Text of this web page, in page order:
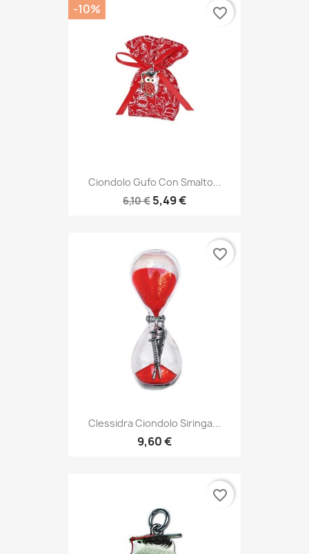
Ciondolo Gufo Con Smalto...
6,10 € 5,49 €
-10% favorite_border
Clessidra Ciondolo Siringa...
9,60 €
favorite_border
favorite_border